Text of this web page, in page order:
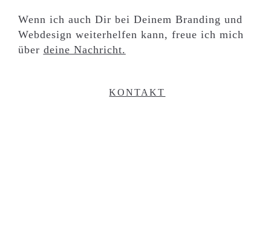
Wenn ich auch Dir bei Deinem Branding und
Webdesign weiterhelfen kann, freue ich mich
über deine Nachricht.
KONTAKT